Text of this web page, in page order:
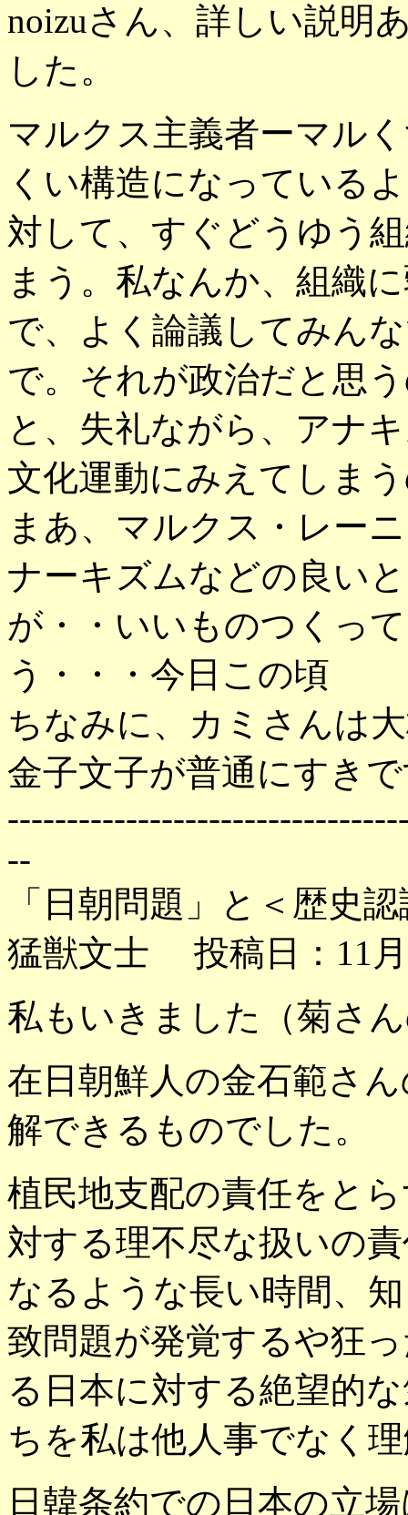
noizuさん、詳しい説明
した。
マルクス主義者ーマル
くい構造になっている
対して、すぐどうゆう
まう。私なんか、組織
で、よく論議してみん
で。それが政治だと思
と、失礼ながら、アナ
文化運動にみえてしま
まあ、マルクス・レー
ナーキズムなどの良い
が・・いいものつくっ
う・・・今日この頃
ちなみに、カミさんは
金子文子が普通にすき
--
「日朝問題」と＜歴史
猛獣文士 投稿日：11月
私もいきました（菊さ
在日朝鮮人の金石範さ
解できるものでした。
植民地支配の責任をと
対する理不尽な扱いの
なるような長い時間、
致問題が発覚するや狂
る日本に対する絶望的
ちを私は他人事でなく
日韓条約での日本の立